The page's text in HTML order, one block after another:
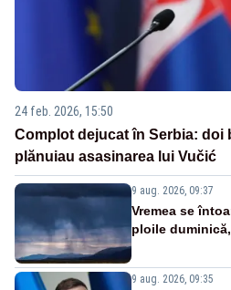
24 feb. 2026, 15:50
Complot dejucat în Serbia: doi
plănuiau asasinarea lui Vučić
9 aug. 2026, 09:37
Vremea se
ploile
9 aug. 2026, 09:35